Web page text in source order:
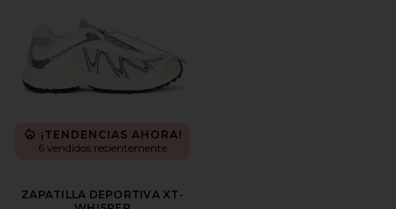
¡TENDENCIAS AHORA!
6 vendidos recientemente
ZAPATILLA DEPORTIVA XT-